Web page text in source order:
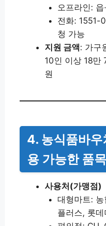
오프라인: 읍
전화: 1551-
청 가능
지원 금액: 가구
10인 이상 18만
원
4. 농식품바
용 가능한 품목
사용처(가맹점)
대형마트:
플러스, 롯데